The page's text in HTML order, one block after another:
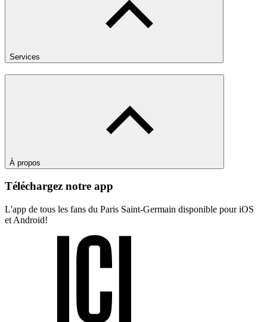
Services
À propos
Téléchargez notre app
L'app de tous les fans du Paris Saint-Germain disponible pour iOS
et Android!